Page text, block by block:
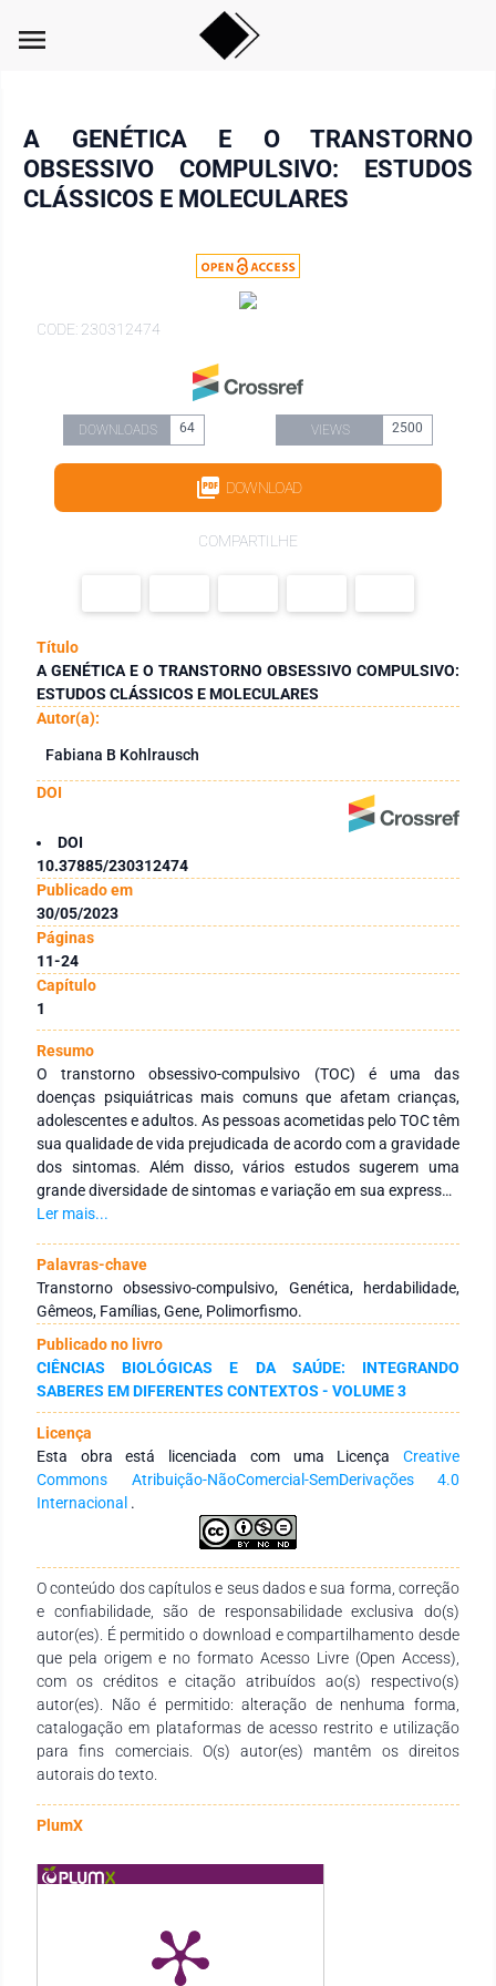
menu
A GENÉTICA E O TRANSTORNO
OBSESSIVO COMPULSIVO: ESTUDOS
CLÁSSICOS E MOLECULARES
CODE: 230312474
DOWNLOADS 64 VIEWS 2500
DOWNLOAD
COMPARTILHE
Título
A GENÉTICA E O TRANSTORNO OBSESSIVO COMPULSIVO:
ESTUDOS CLÁSSICOS E MOLECULARES
Autor(a):
Fabiana B Kohlrausch
DOI
DOI
10.37885/230312474
Publicado em
30/05/2023
Páginas
11-24
Capítulo
1
Resumo
O transtorno obsessivo-compulsivo (TOC) é uma das
doenças psiquiátricas mais comuns que afetam crianças,
adolescentes e adultos. As pessoas acometidas pelo TOC têm
sua qualidade de vida prejudicada de acordo com a gravidade
dos sintomas. Além disso, vários estudos sugerem uma
grande diversidade de sintomas e variação em sua expressão
entre os indivíduos. Apesar dos avanços na compreensão do
com gêmeos e famílias revelam uma clara associação do TOC
com um componente genético, e estudos moleculares
confirmam sua grande complexidade genética. Este capítulo
tem como objetivo apontar os principais estudos moleculares,
com gêmeos e famílias realizados com o TOC. Em geral, estes
estudos confirmam que o TOC é um transtorno complexo,
resultante da interação entre fatores genéticos e ambientais
de cada indivíduo, mas os principais genes envolvidos na
suscetibilidade ao transtorno ainda são pouco conhecidos.
Ler mais...
Palavras-chave
Transtorno obsessivo-compulsivo, Genética, herdabilidade,
Gêmeos, Famílias, Gene, Polimorfismo.
Publicado no livro
CIÊNCIAS BIOLÓGICAS E DA SAÚDE: INTEGRANDO
SABERES EM DIFERENTES CONTEXTOS - VOLUME 3
Licença
Esta obra está licenciada com uma Licença Creative
Commons Atribuição-NãoComercial-SemDerivações 4.0
Internacional .
O conteúdo dos capítulos e seus dados e sua forma, correção
e confiabilidade, são de responsabilidade exclusiva do(s)
autor(es). É permitido o download e compartilhamento desde
que pela origem e no formato Acesso Livre (Open Access),
com os créditos e citação atribuídos ao(s) respectivo(s)
autor(es). Não é permitido: alteração de nenhuma forma,
catalogação em plataformas de acesso restrito e utilização
para fins comerciais. O(s) autor(es) mantêm os direitos
autorais do texto.
PlumX